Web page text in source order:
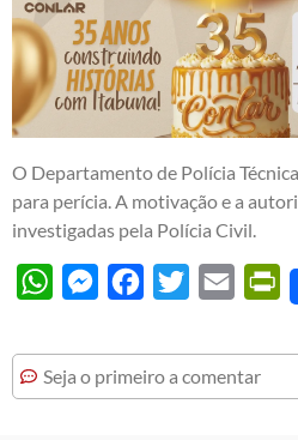
O Departamento de Polícia
para perícia. A motivação e a
investigadas pela Polícia Civil.
WhatsAppMessengerFacebook
Twitter Email
Seja o primeiro a comentar